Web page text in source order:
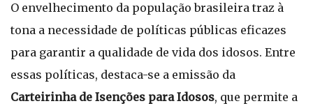
O envelhecimento da população brasileira traz à
tona a necessidade de políticas públicas eficazes
para garantir a qualidade de vida dos idosos. Entre
essas políticas, destaca-se a emissão da
Carteirinha de Isenções para Idosos, que permite a